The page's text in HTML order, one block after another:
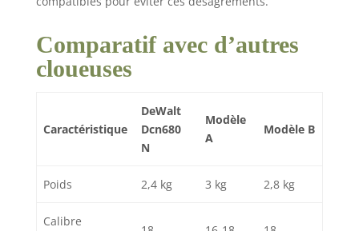
Comparatif avec d’autres
cloueuses
Caractéristique
DeWalt
Dcn680
N
Modèle
A
Modèle B
Poids 2,4 kg 3 kg 2,8 kg
Calibre